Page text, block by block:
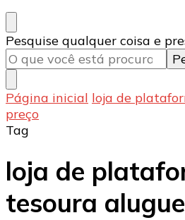
Procurando
algo?
Pesquise qualquer coisa e
Página inicial loja de
preço
Tag
loja de
tesoura